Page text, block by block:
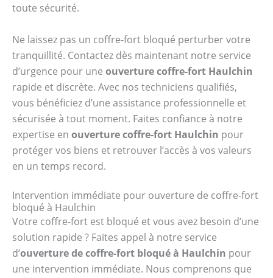
toute sécurité.
Ne laissez pas un coffre-fort bloqué perturber votre
tranquillité. Contactez dès maintenant notre service
d’urgence pour une ouverture coffre-fort Haulchin
rapide et discrète. Avec nos techniciens qualifiés,
vous bénéficiez d’une assistance professionnelle et
sécurisée à tout moment. Faites confiance à notre
expertise en ouverture coffre-fort Haulchin pour
protéger vos biens et retrouver l’accès à vos valeurs
en un temps record.
Intervention immédiate pour ouverture de coffre-fort
bloqué à Haulchin
Votre coffre-fort est bloqué et vous avez besoin d’une
solution rapide ? Faites appel à notre service
d’ouverture de coffre-fort bloqué à Haulchin pour
une intervention immédiate. Nous comprenons que